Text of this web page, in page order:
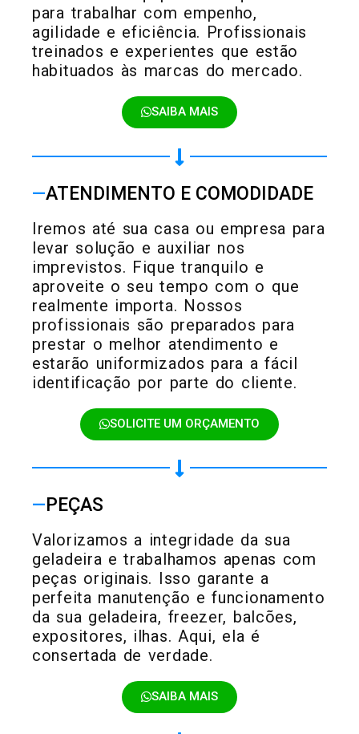
para trabalhar com empenho,
agilidade e eficiência. Profissionais
treinados e experientes que estão
habituados às marcas do mercado.
SAIBA MAIS
—ATENDIMENTO E COMODIDADE
Iremos até sua casa ou empresa para
levar solução e auxiliar nos
imprevistos. Fique tranquilo e
aproveite o seu tempo com o que
realmente importa. Nossos
profissionais são preparados para
prestar o melhor atendimento e
estarão uniformizados para a fácil
identificação por parte do cliente.
SOLICITE UM ORÇAMENTO
—PEÇAS
Valorizamos a integridade da sua
geladeira e trabalhamos apenas com
peças originais. Isso garante a
perfeita manutenção e funcionamento
da sua geladeira, freezer, balcões,
expositores, ilhas. Aqui, ela é
consertada de verdade.
SAIBA MAIS